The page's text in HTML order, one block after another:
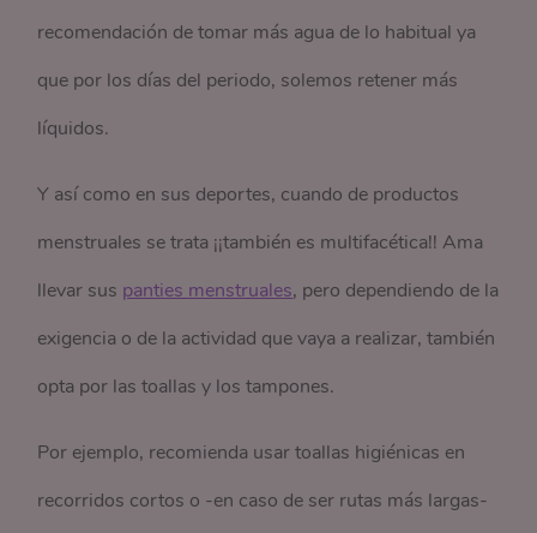
recomendación de tomar más agua de lo habitual ya
que por los días del periodo, solemos retener más
líquidos.
Y así como en sus deportes, cuando de productos
menstruales se trata ¡¡también es multifacética!! Ama
llevar sus panties menstruales, pero dependiendo de la
exigencia o de la actividad que vaya a realizar, también
opta por las toallas y los tampones.
Por ejemplo, recomienda usar toallas higiénicas en
recorridos cortos o -en caso de ser rutas más largas-